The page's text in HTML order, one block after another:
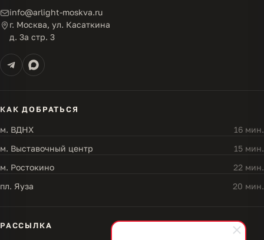
info@arlight-moskva.ru
г. Москва, ул. Касаткина
д. 3а стр. 3
КАК ДОБРАТЬСЯ
м. ВДНХ
16 мин.
м. Выставочный центр
15 мин.
м. Ростокино
22 мин.
пл. Яуза
20 мин.
РАССЫЛКА